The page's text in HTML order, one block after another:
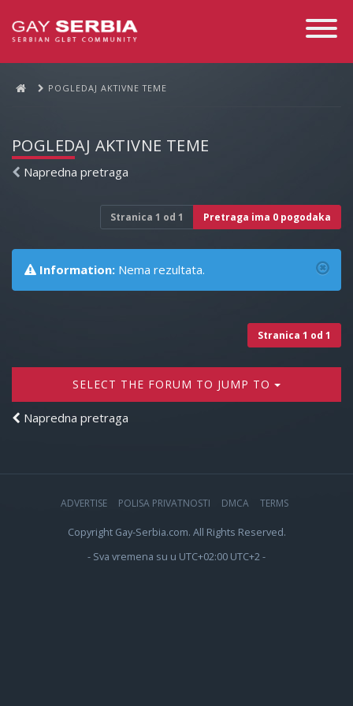
Toggle
POGLEDAJ AKTIVNE TEME
POGLEDAJ AKTIVNE TEME
Napredna pretraga
Stranica 1 od 1 Pretraga ima 0 pogodaka
Information: Nema rezultata.
Stranica 1 od 1
SELECT THE FORUM TO JUMP TO
Napredna pretraga
ADVERTISE POLISA PRIVATNOSTI DMCA TERMS
Copyright Gay-Serbia.com. All Rights Reserved.
- Sva vremena su u UTC+02:00 UTC+2 -